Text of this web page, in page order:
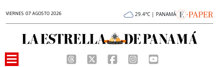
VIERNES 07 AGOSTO 2026 29.4°C | PANAMÁ